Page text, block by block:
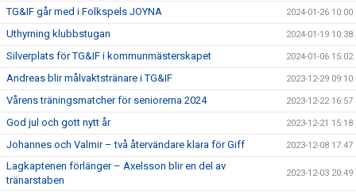
TG&IF går med i Folkspels JOYNA 2024-01-26 10:00
Uthyrning klubbstugan 2024-01-19 10:38
Silverplats för TG&IF i kommunmästerskapet 2024-01-06 15:02
Andreas blir målvaktstränare i TG&IF 2023-12-29 09:10
Vårens träningsmatcher för seniorerna 2024 2023-12-22 16:57
God jul och gott nytt år 2023-12-21 15:18
Johannes och Valmir – två återvändare klara för Giff 2023-12-08 17:47
Lagkaptenen förlänger – Axelsson blir en del av
tränarstaben
2023-12-03 20:49